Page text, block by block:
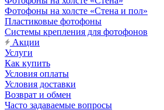
Фотофоны на холсте «Стена и пол»
Пластиковые фотофоны
Системы крепления для фотофонов
Акции
Услуги
Как купить
Условия оплаты
Условия доставки
Возврат и обмен
Часто задаваемые вопросы